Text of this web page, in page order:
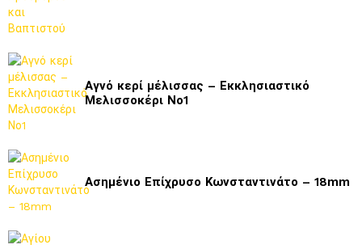
Αγνό κερί μέλισσας – Εκκλησιαστικό
Μελισσοκέρι Νο1
Ασημένιο Επίχρυσο Κωνσταντινάτο – 18mm